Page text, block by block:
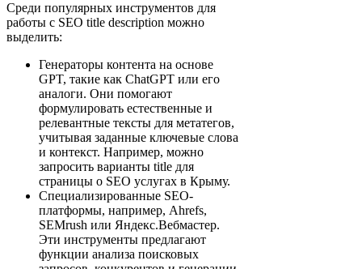
Среди популярных инструментов для
работы с SEO title description можно
выделить:
Генераторы контента на основе
GPT, такие как ChatGPT или его
аналоги. Они помогают
формулировать естественные и
релевантные тексты для метатегов,
учитывая заданные ключевые слова
и контекст. Например, можно
запросить варианты title для
страницы о SEO услугах в Крыму.
Специализированные SEO-
платформы, например, Ahrefs,
SEMrush или Яндекс.Вебмастер.
Эти инструменты предлагают
функции анализа поисковых